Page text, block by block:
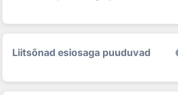
Liitsõnad esiosaga puuduvad